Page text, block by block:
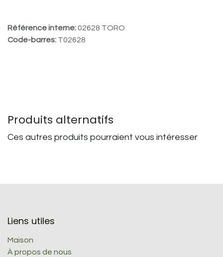
Référence interne:02628 TORO
Code-barres: T02628
Produits alternatifs
Ces autres produits pourraient vous intéresser
Liens utiles
Maison
À propos de nous